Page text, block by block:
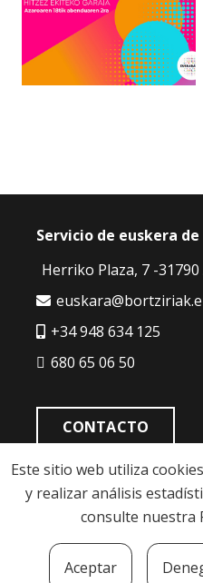
Servicio de euskera
Herriko Plaza, 7 -
+34 948 634 125
680 65 06 50
CONTACTO
Politíca de cookies |
Este sitio web utiliza
y realizar análisis
consulte nuestra
Aceptar